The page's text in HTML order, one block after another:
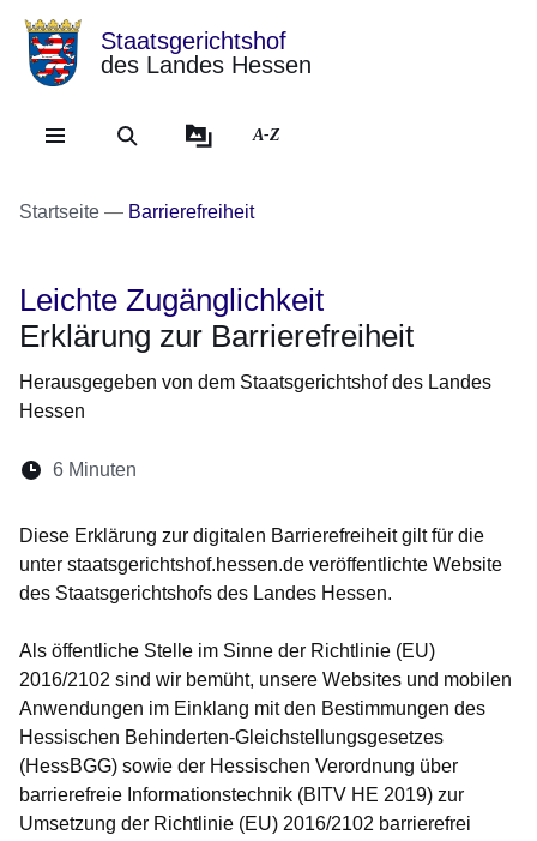
Direkt zum Kopf der
Direkt zum Inhalt
Direkt zum Fuß der
Staatsgerichtshof
des Landes Hessen
A-Z
Startseite Barrierefreiheit
Leichte Zugänglichkeit
Erklärung zur Barrierefreiheit
Herausgegeben von dem Staatsgerichtshof des Landes
Hessen
Lesedauer:
6 Minuten
Diese Erklärung zur digitalen Barrierefreiheit gilt für die
unter staatsgerichtshof.hessen.de veröffentlichte Website
des Staatsgerichtshofs des Landes Hessen.
Als öffentliche Stelle im Sinne der Richtlinie (EU)
2016/2102 sind wir bemüht, unsere Websites und mobilen
Anwendungen im Einklang mit den Bestimmungen des
Hessischen Behinderten-Gleichstellungsgesetzes
(HessBGG) sowie der Hessischen Verordnung über
barrierefreie Informationstechnik (BITV HE 2019) zur
Umsetzung der Richtlinie (EU) 2016/2102 barrierefrei